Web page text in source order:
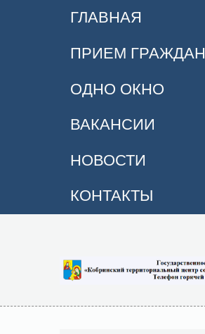
ГЛАВНАЯ
ПРИЕМ ГРАЖДАН
ОДНО ОКНО
ВАКАНСИИ
НОВОСТИ
КОНТАКТЫ